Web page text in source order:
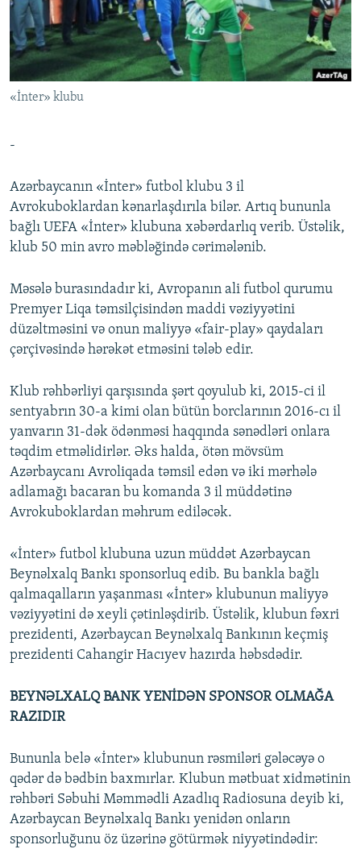
İNFOQRAFIKA
KARIKATURA
AZƏRBAYCAN ƏDƏBIYYATI KITABXANASI
İSLAM VƏ DEMOKRATIYA
İZ - MƏDƏNIYYƏT PROQRAMI
MISSIYAMIZ
PEŞƏ ETIKASI VƏ JURNALISTIKA STANDARTLARIMIZ
MATERIALLARIMIZDAN ISTIFADƏ
AZADLIQRADIOSU MOBIL TELEFONUNUZDA
BIZI IZLƏ
RFE/RL-in bütün saytları
«İnter» klubu
-
Azərbaycanın «İnter» futbol klubu 3 il
Avrokuboklardan kənarlaşdırıla bilər. Artıq bununla
bağlı UEFA «İnter» klubuna xəbərdarlıq verib. Üstəlik,
klub 50 min avro məbləğində cərimələnib.
Məsələ burasındadır ki, Avropanın ali futbol qurumu
Premyer Liqa təmsilçisindən maddi vəziyyətini
düzəltməsini və onun maliyyə «fair-play» qaydaları
çərçivəsində hərəkət etməsini tələb edir.
Klub rəhbərliyi qarşısında şərt qoyulub ki, 2015-ci il
sentyabrın 30-a kimi olan bütün borclarının 2016-cı il
yanvarın 31-dək ödənməsi haqqında sənədləri onlara
təqdim etməlidirlər. Əks halda, ötən mövsüm
Azərbaycanı Avroliqada təmsil edən və iki mərhələ
adlamağı bacaran bu komanda 3 il müddətinə
Avrokuboklardan məhrum ediləcək.
«İnter» futbol klubuna uzun müddət Azərbaycan
Beynəlxalq Bankı sponsorluq edib. Bu bankla bağlı
qalmaqalların yaşanması «İnter» klubunun maliyyə
vəziyyətini də xeyli çətinləşdirib. Üstəlik, klubun fəxri
prezidenti, Azərbaycan Beynəlxalq Bankının keçmiş
prezidenti Cahangir Hacıyev hazırda həbsdədir.
BEYNƏLXALQ BANK YENİDƏN SPONSOR OLMAĞA
RAZIDIR
Bununla belə «İnter» klubunun rəsmiləri gələcəyə o
qədər də bədbin baxmırlar. Klubun mətbuat xidmətinin
rəhbəri Səbuhi Məmmədli Azadlıq Radiosuna deyib ki,
Azərbaycan Beynəlxalq Bankı yenidən onların
sponsorluğunu öz üzərinə götürmək niyyətindədir: